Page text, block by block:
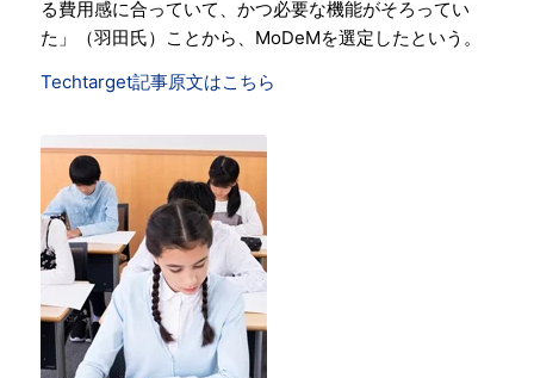
る費用感に合っていて、かつ必要な機能がそろってい
た」（羽田氏）ことから、MoDeMを選定したという。
Techtarget記事原文はこちら